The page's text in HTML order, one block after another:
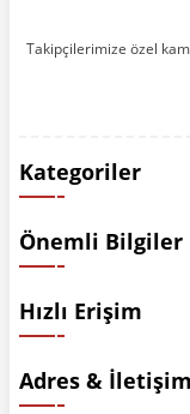
Takipçilerimize özel
Kategoriler
Önemli Bilgiler
Hızlı Erişim
Adres & İletişim